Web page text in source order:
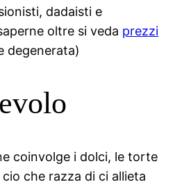
dadaisti e
oltre si veda prezzi
degenerata)
coinvolge i dolci, le torte
che razza di ci allieta